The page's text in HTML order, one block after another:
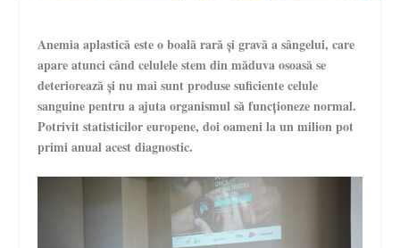
Anemia aplastică este o boală rară și gravă a sângelui, care
apare atunci când celulele stem din măduva osoasă se
deteriorează și nu mai sunt produse suficiente celule
sanguine pentru a ajuta organismul să funcționeze normal.
Potrivit statisticilor europene, doi oameni la un milion pot
primi anual acest diagnostic.